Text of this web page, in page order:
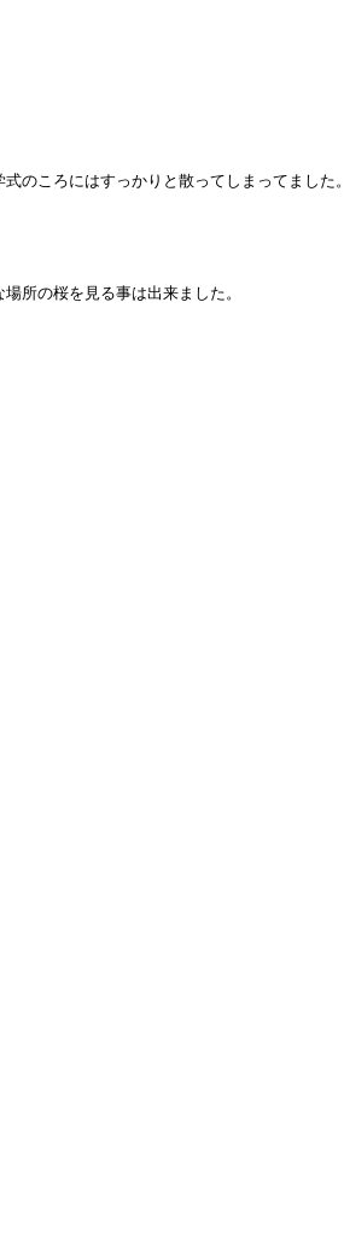
式のころにはすっかりと散ってしまってました。
所の桜を見る事は出来ました。